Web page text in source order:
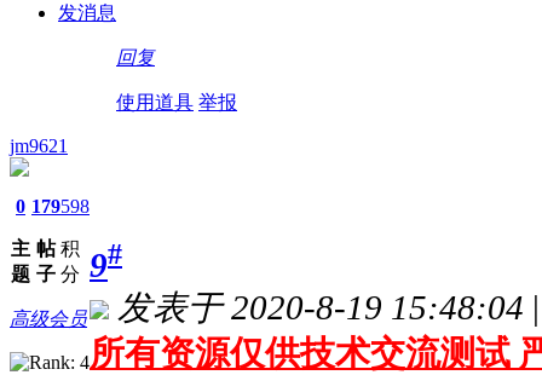
发消息
回复
使用道具 举报
jm9621
0
主
题
179
帖
子
598
积
分
高级会员
9#
发表于 2020-8-19 15:48:04 |
所有资源仅供技术交流测试